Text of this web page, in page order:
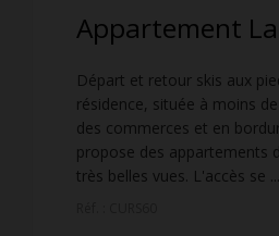
Appartement
Départ et retour skis aux
résidence, située à moins
des commerces et en
propose des appartements
très belles vues. L'accès se ...